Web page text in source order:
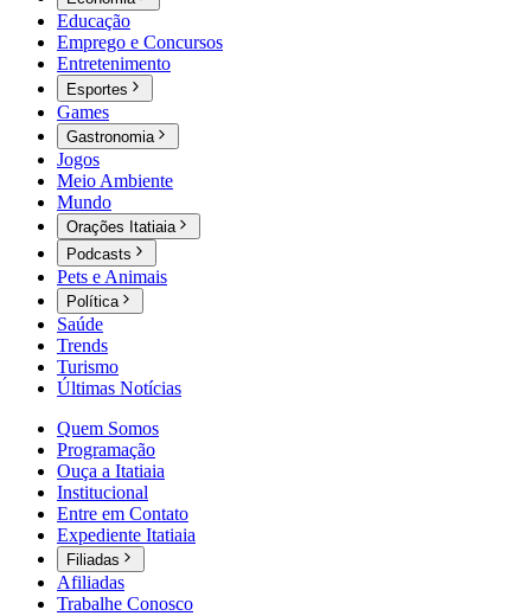
Educação
Emprego e Concursos
Entretenimento
Esportes
Games
Gastronomia
Jogos
Meio Ambiente
Mundo
Orações Itatiaia
Podcasts
Pets e Animais
Política
Saúde
Trends
Turismo
Últimas Notícias
Quem Somos
Programação
Ouça a Itatiaia
Institucional
Entre em Contato
Expediente Itatiaia
Filiadas
Afiliadas
Trabalhe Conosco